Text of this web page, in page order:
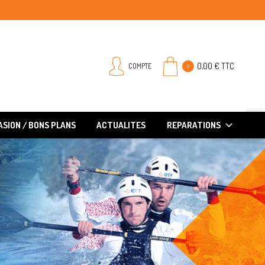
COMPTE 0 0,00 € TTC
/ BONS PLANS ACTUALITES REPARATIONS